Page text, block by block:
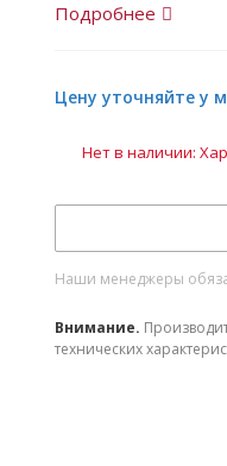
Подробнее
Цену уточняйте у
Нет в наличии:
Наши менеджеры
Внимание.
технических